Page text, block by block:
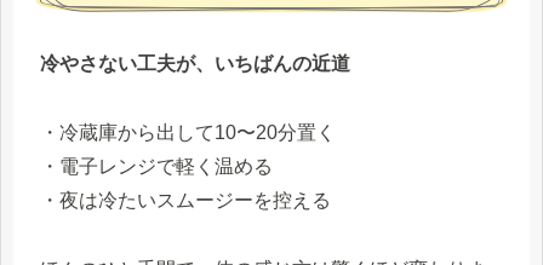
冷やさない工夫が、いちばんの近道
・冷蔵庫から出して10〜20分置く
・電子レンジで軽く温める
・夜は冷たいスムージーを控える